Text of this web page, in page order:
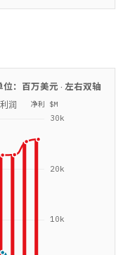
： 百万美元 · 左右双轴